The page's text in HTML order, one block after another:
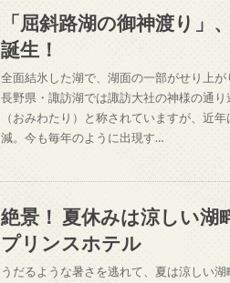
「屈斜路湖の御神渡り」
誕生！
全面結氷した湖で、湖面の一部がせり上が
長野県・諏訪湖では諏訪大社の神様の通り
（おみわたり）と称されていますが、近
減。今も毎年のように出現す…
絶景！ 夏休みは涼しい湖
プリンスホテル
うだるような暑さを逃れて、夏は涼しい